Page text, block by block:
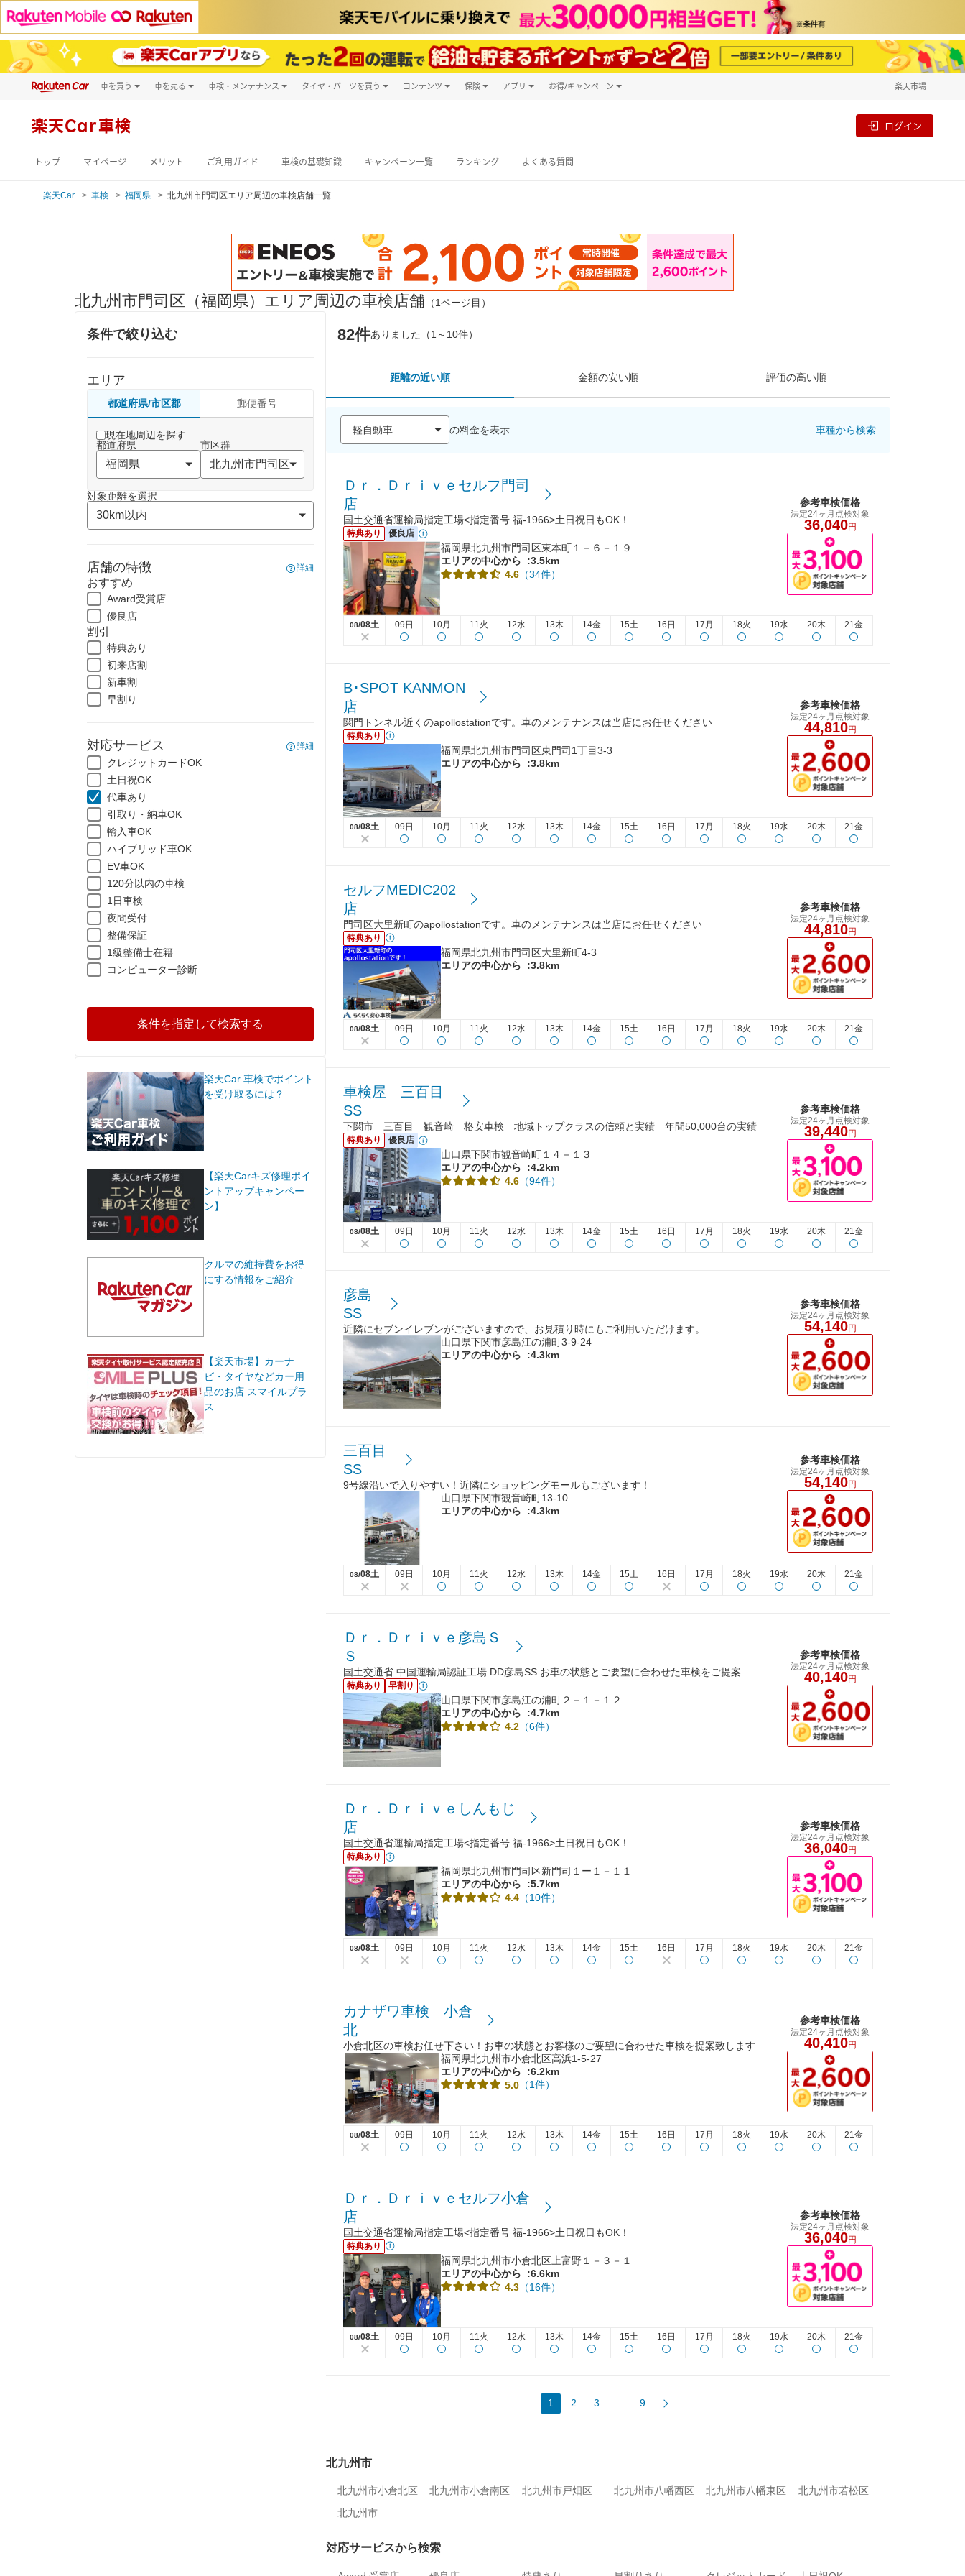
車を買う
新車
車を売る 車検・メンテナンス タイヤ・パーツを買う コンテンツ 保険 アプリ お得/キャンペーン 楽天市場
楽天Car車検 ログイン
トップ マイページ メリット ご利用ガイド 車検の基礎知識 キャンペーン一覧 ランキング よくある質問
楽天Car 車検 福岡県 北九州市門司区エリア周辺の車検店舗一覧
北九州市門司区（福岡県）エリア周辺の車検店舗 （1ページ目）
条件で絞り込む
エリア
都道府県/市区郡 郵便番号
現在地周辺を探す
都道府県
市区群
対象距離を選択
店舗の特徴 詳細
おすすめ
Award受賞店
優良店
割引
特典あり
初来店割
新車割
早割り
対応サービス 詳細
クレジットカードOK
土日祝OK
代車あり
引取り・納車OK
輸入車OK
ハイブリッド車OK
EV車OK
120分以内の車検
1日車検
夜間受付
整備保証
1級整備士在籍
コンピューター診断
条件を指定して検索する
楽天Car 車検でポイント
を受け取るには？
【楽天Carキズ修理ポイ
ントアップキャンペー
ン】
クルマの維持費をお得
にする情報をご紹介
【楽天市場】カーナ
ビ・タイヤなどカー用
品のお店 スマイルプラ
ス
82件ありました（1～10件）
距離の近い順 金額の安い順 評価の高い順
の料金を表示 車種から検索
Ｄｒ．Ｄｒｉｖｅセルフ門司
店
国土交通省運輸局指定工場<指定番号 福-1966>土日祝日もOK！
特典あり 優良店
福岡県北九州市門司区東本町１－６－１９
エリアの中心から
:3.5km
4.6 （34件）
参考車検価格
法定24ヶ月点検対象
36,040円
08/08土 09日 10月 11火 12水 13木 14金 15土 16日 17月 18火 19水 20木 21金
B･SPOT KANMON
店
関門トンネル近くのapollostationです。車のメンテナンスは当店にお任せください
特典あり
福岡県北九州市門司区東門司1丁目3-3
エリアの中心から
:3.8km
参考車検価格
法定24ヶ月点検対象
44,810円
08/08土 09日 10月 11火 12水 13木 14金 15土 16日 17月 18火 19水 20木 21金
セルフMEDIC202
店
門司区大里新町のapollostationです。車のメンテナンスは当店にお任せください
特典あり
福岡県北九州市門司区大里新町4-3
エリアの中心から
:3.8km
参考車検価格
法定24ヶ月点検対象
44,810円
08/08土 09日 10月 11火 12水 13木 14金 15土 16日 17月 18火 19水 20木 21金
車検屋 三百目
SS
下関市 三百目 観音崎 格安車検 地域トップクラスの信頼と実績 年間50,000台の実績
特典あり 優良店
山口県下関市観音崎町１４－１３
エリアの中心から
:4.2km
4.6 （94件）
参考車検価格
法定24ヶ月点検対象
39,440円
08/08土 09日 10月 11火 12水 13木 14金 15土 16日 17月 18火 19水 20木 21金
彦島
SS
近隣にセブンイレブンがございますので、お見積り時にもご利用いただけます。
山口県下関市彦島江の浦町3-9-24
エリアの中心から
:4.3km
参考車検価格
法定24ヶ月点検対象
54,140円
三百目
SS
9号線沿いで入りやすい！近隣にショッピングモールもございます！
山口県下関市観音崎町13-10
エリアの中心から
:4.3km
参考車検価格
法定24ヶ月点検対象
54,140円
08/08土 09日 10月 11火 12水 13木 14金 15土 16日 17月 18火 19水 20木 21金
Ｄｒ．Ｄｒｉｖｅ彦島Ｓ
Ｓ
国土交通省 中国運輸局認証工場 DD彦島SS お車の状態とご要望に合わせた車検をご提案
特典あり 早割り
山口県下関市彦島江の浦町２－１－１２
エリアの中心から
:4.7km
4.2 （6件）
参考車検価格
法定24ヶ月点検対象
40,140円
Ｄｒ．Ｄｒｉｖｅしんもじ
店
国土交通省運輸局指定工場<指定番号 福-1966>土日祝日もOK！
特典あり
福岡県北九州市門司区新門司１ー１－１１
エリアの中心から
:5.7km
4.4 （10件）
参考車検価格
法定24ヶ月点検対象
36,040円
08/08土 09日 10月 11火 12水 13木 14金 15土 16日 17月 18火 19水 20木 21金
カナザワ車検 小倉
北
小倉北区の車検お任せ下さい！お車の状態とお客様のご要望に合わせた車検を提案致します
福岡県北九州市小倉北区高浜1-5-27
エリアの中心から
:6.2km
5.0 （1件）
参考車検価格
法定24ヶ月点検対象
40,410円
08/08土 09日 10月 11火 12水 13木 14金 15土 16日 17月 18火 19水 20木 21金
Ｄｒ．Ｄｒｉｖｅセルフ小倉
店
国土交通省運輸局指定工場<指定番号 福-1966>土日祝日もOK！
特典あり
福岡県北九州市小倉北区上富野１－３－１
エリアの中心から
:6.6km
4.3 （16件）
参考車検価格
法定24ヶ月点検対象
36,040円
08/08土 09日 10月 11火 12水 13木 14金 15土 16日 17月 18火 19水 20木 21金
1 2 3 ... 9
北九州市
北九州市小倉北区 北九州市小倉南区 北九州市戸畑区 北九州市八幡西区 北九州市八幡東区
北九州市若松区
北九州市
対応サービスから検索